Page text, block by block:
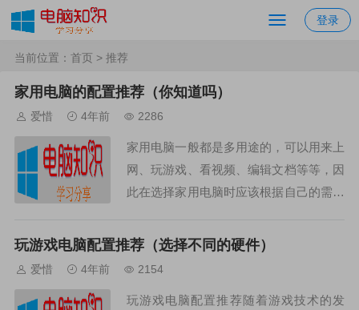
登录
当前位置： 首页 > 推荐
家用电脑的配置推荐（你知道吗）
爱惜 4年前 2286
家用电脑一般都是多用途的，可以用来上
网、玩游戏、看视频、编辑文档等等，因
此在选择家用电脑时应该根据自己的需求
么，家用电脑的配置推荐是什么呢？一、
玩游戏电脑配置推荐（选择不同的硬件）
爱惜 4年前 2154
玩游戏电脑配置推荐随着游戏技术的发